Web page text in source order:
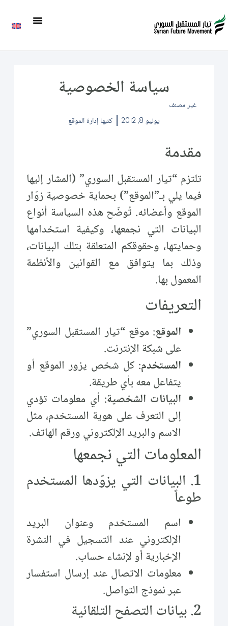
سياسة الخصوصية
غير مصنف
يونيو 8, 2012
كتبها إدارة الموقع
مقدمة
تلتزم “تيار المستقبل السوري” (المشار إليها
فيما يلي بـ”الموقع”) بحماية خصوصية زوّار
الموقع وأعضائه. تُوضّح هذه السياسة أنواع
البيانات التي نجمعها، وكيفية استخدامها
وحمايتها، وحقوقكم المتعلقة بتلك البيانات،
وذلك بما يتوافق مع القوانين والأنظمة
المعمول بها.
التعريفات
الموقع: موقع “تيار المستقبل السوري”
على شبكة الإنترنت.
المستخدم: كل شخص يزور الموقع أو
يتفاعل معه بأي طريقة.
البيانات الشخصية: أي معلومات تؤدي
إلى التعرف على هوية المستخدم، مثل
الاسم والبريد الإلكتروني ورقم الهاتف.
المعلومات التي نجمعها
1. البيانات التي يزوّدها المستخدم
طوعاً
اسم المستخدم وعنوان البريد
الإلكتروني عند التسجيل في النشرة
الإخبارية أو لإنشاء حساب.
معلومات الاتصال عند إرسال استفسار
عبر نموذج التواصل.
2. بيانات التصفح التلقائية